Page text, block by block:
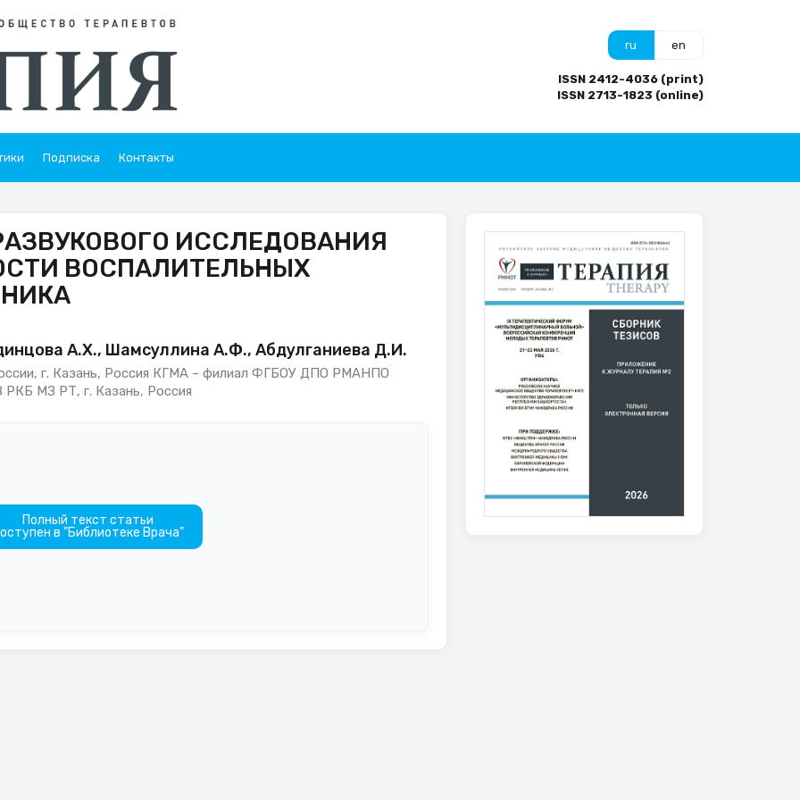
ru en
ISSN 2412-4036 (print)
ISSN 2713-1823 (online)
Подписка Контакты
ИССЛЕДОВАНИЯ
ВОСПАЛИТЕЛЬНЫХ
А.Х., Шамсуллина А.Ф., Абдулганиева Д.И.
г. Казань, Россия КГМА – филиал ФГБОУ ДПО РМАНПО
РКБ МЗ РТ, г. Казань, Россия
Полный текст статьи
в "Библиотеке Врача"